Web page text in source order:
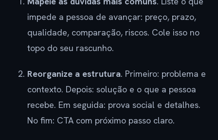
impede a pessoa de avançar: preço, prazo,
qualidade, comparação, riscos. Cole isso no
topo do seu rascunho.
Reorganize a estrutura. Primeiro: problema e
contexto. Depois: solução e o que a pessoa
recebe. Em seguida: prova social e detalhes.
No fim: CTA com próximo passo claro.